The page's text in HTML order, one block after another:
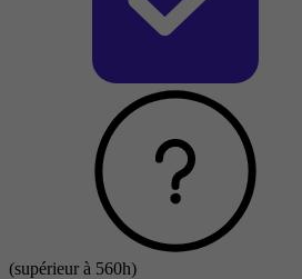
(supérieur à 560h)